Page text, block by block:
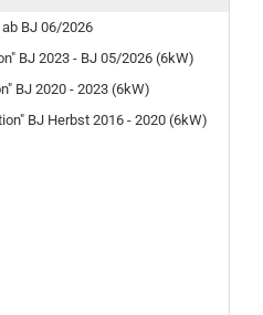
BJ 06/2026
BJ 2023 - BJ 05/2026 (6kW)
BJ 2020 - 2023 (6kW)
BJ Herbst 2016 - 2020 (6kW)